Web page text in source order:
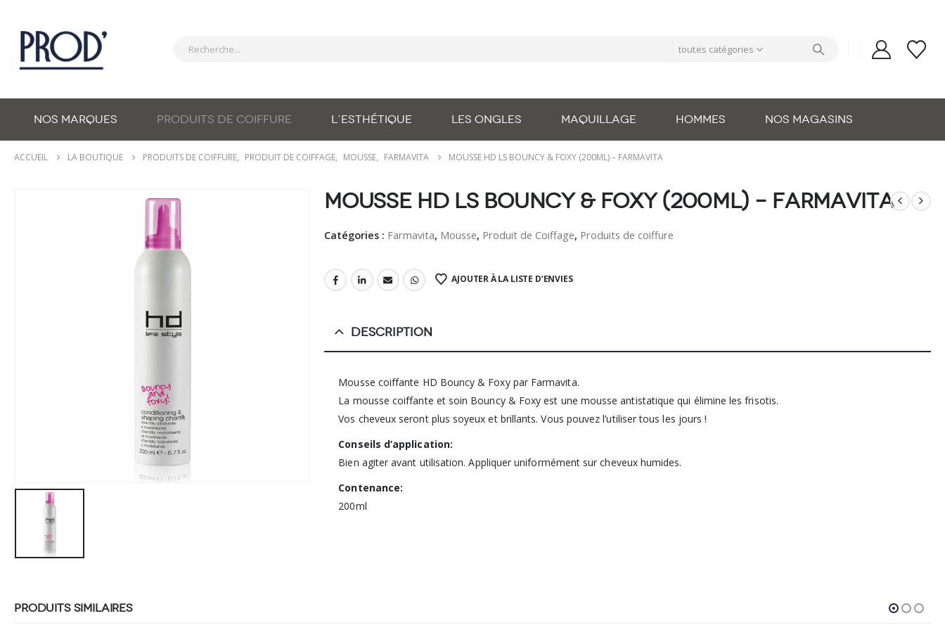
toutes catégories
NOS MARQUES PRODUITS DE COIFFURE L’ESTHÉTIQUE LES ONGLES MAQUILLAGE HOMMES NOS MAGASINS
ACCUEIL LA BOUTIQUE PRODUITS DE COIFFURE, PRODUIT DE COIFFAGE, MOUSSE, FARMAVITA MOUSSE HD LS BOUNCY & FOXY (200ML) – FARMAVITA
Mousse HD LS Bouncy & Foxy (200ml) – Farmavita
Catégories : Farmavita, Mousse, Produit de Coiffage, Produits de coiffure
AJOUTER À LA LISTE D’ENVIES
DESCRIPTION
Mousse coiffante HD Bouncy & Foxy par Farmavita.
La mousse coiffante et soin Bouncy & Foxy est une mousse antistatique qui élimine les frisotis.
Vos cheveux seront plus soyeux et brillants. Vous pouvez l’utiliser tous les jours !
Conseils d’application:
Bien agiter avant utilisation. Appliquer uniformément sur cheveux humides.
Contenance:
200ml
PRODUITS SIMILAIRES